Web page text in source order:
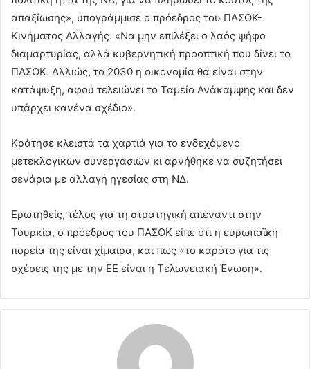
απαξίωσης», υπογράμμισε ο πρόεδρος του ΠΑΣΟΚ-
Κινήματος Αλλαγής. «Να μην επιλέξει ο λαός ψήφο
διαμαρτυρίας, αλλά κυβερνητική προοπτική που δίνει το
ΠΑΣΟΚ. Αλλιώς, το 2030 η οικονομία θα είναι στην
κατάψυξη, αφού τελειώνει το Ταμείο Ανάκαμψης και δεν
υπάρχει κανένα σχέδιο».
Κράτησε κλειστά τα χαρτιά για το ενδεχόμενο
μετεκλογικών συνεργασιών κι αρνήθηκε να συζητήσει
σενάρια με αλλαγή ηγεσίας στη ΝΔ.
Ερωτηθείς, τέλος για τη στρατηγική απέναντι στην
Τουρκία, ο πρόεδρος του ΠΑΣΟΚ είπε ότι η ευρωπαϊκή
πορεία της είναι χίμαιρα, και πως «το καρότο για τις
σχέσεις της με την ΕΕ είναι η Τελωνειακή Ένωση».